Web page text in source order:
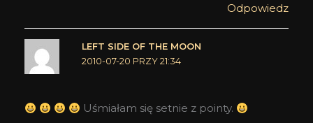
Odpowiedz
LEFT SIDE OF THE MOON
2010-07-20 PRZY 21:34
Uśmiałam się setnie z pointy.